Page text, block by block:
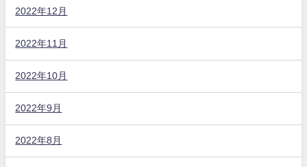
2022年12月
2022年11月
2022年10月
2022年9月
2022年8月